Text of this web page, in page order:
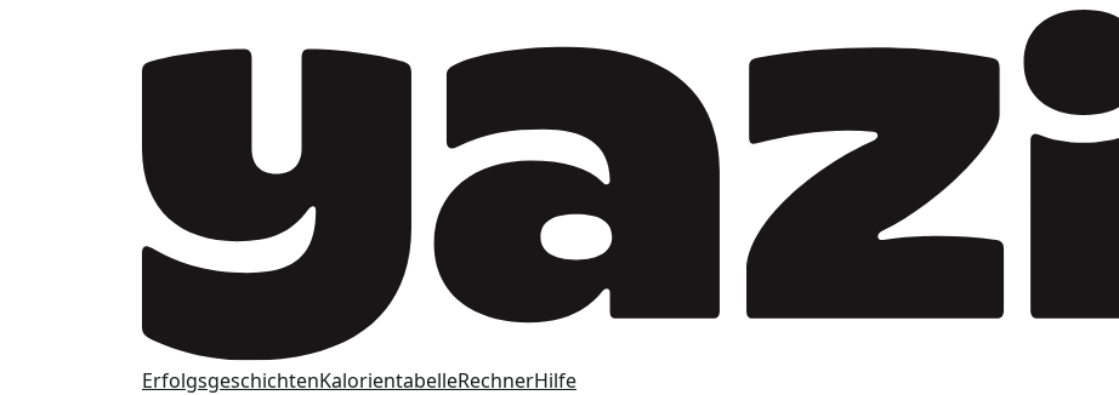
ErfolgsgeschichtenKalorientabelleRechnerHilfe